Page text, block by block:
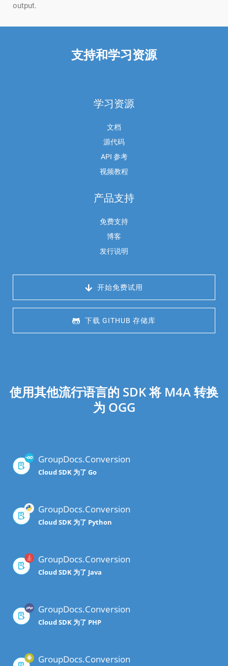
output.
支持和学习资源
学习资源
文档
源代码
API 参考
视频教程
产品支持
免费支持
博客
发行说明
开始免费试用
下载 GITHUB 存储库
使用其他流行语言的 SDK 将 M4A 转换
为 OGG
GroupDocs.Conversion
Cloud SDK 为了 Go
GroupDocs.Conversion
Cloud SDK 为了 Python
GroupDocs.Conversion
Cloud SDK 为了 Java
GroupDocs.Conversion
Cloud SDK 为了 PHP
GroupDocs.Conversion